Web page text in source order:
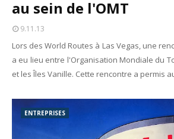
au sein de l'OMT
9.11.13
Lors des World Routes à Las Vegas, une
a eu lieu entre l'Organisation Mondiale du
et les Îles Vanille. Cette rencontre a permis
ENTREPRISES